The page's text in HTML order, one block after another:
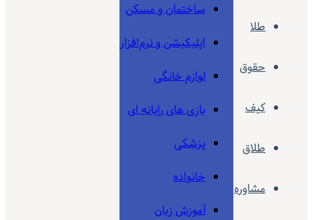
طلا
حقوق
کیف
طلاق
مشاوره
ساختمان و مسکن
اپلیکیشن و نرم‌افزار
لوازم خانگی
بازی های رایانه ای
پزشکی
خانواده
آموزش زبان